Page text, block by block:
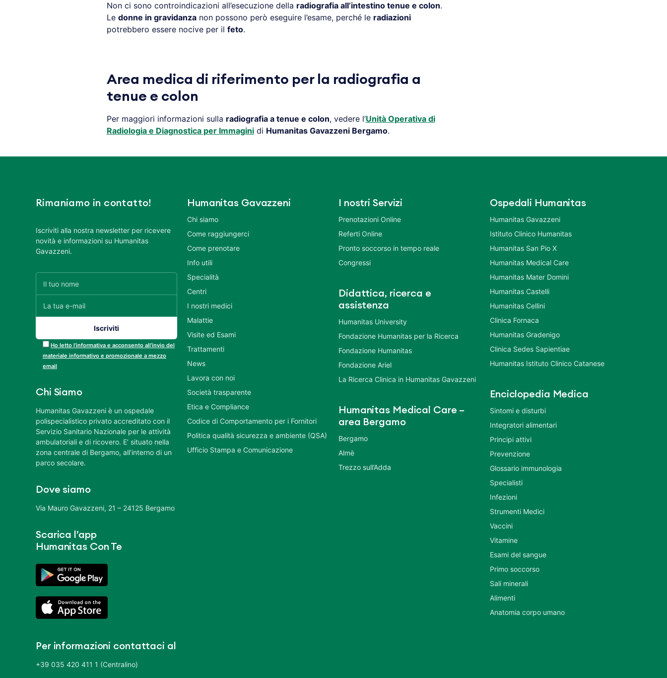
Non ci sono controindicazioni all’esecuzione della radiografia all’intestino tenue e colon.
Le donne in gravidanzanon possono però eseguire l’esame, perché le radiazioni
potrebbero essere nocive per il feto.
Area medica di riferimento per la radiografia a
tenue e colon
Per maggiori informazioni sulla radiografia a tenue e colon, vedere l’Unità Operativa di
Radiologia e Diagnostica per Immaginidi Humanitas Gavazzeni Bergamo.
Rimaniamo in contatto!
Iscriviti alla nostra newsletter per ricevere
novità e informazioni su Humanitas
Gavazzeni.
Ho letto l’informativa e acconsento all’invio del
materiale informativo e promozionale a mezzo
email
Chi Siamo
Humanitas Gavazzeni è un ospedale
polispecialistico privato accreditato con il
Servizio Sanitario Nazionale per le attività
ambulatoriali e di ricovero. E’ situato nella
zona centrale di Bergamo, all’interno di un
parco secolare.
Dove siamo
Via Mauro Gavazzeni, 21 – 24125 Bergamo
Scarica l’app
Humanitas Con Te
Per informazioni contattaci al
+39 035 420 411 1 (Centralino)
Humanitas Gavazzeni
Chi siamo
Come raggiungerci
Come prenotare
Info utili
Specialità
Centri
I nostri medici
Malattie
Visite ed Esami
Trattamenti
News
Lavora con noi
Società trasparente
Etica e Compliance
Codice di Comportamento per i Fornitori
Politica qualità sicurezza e ambiente (QSA)
Ufficio Stampa e Comunicazione
I nostri Servizi
Prenotazioni Online
Referti Online
Pronto soccorso in tempo reale
Congressi
Didattica, ricerca e
assistenza
Humanitas University
Fondazione Humanitas per la Ricerca
Fondazione Humanitas
Fondazione Ariel
La Ricerca Clinica in Humanitas Gavazzeni
Humanitas Medical Care –
area Bergamo
Bergamo
Almè
Trezzo sull’Adda
Ospedali Humanitas
Humanitas Gavazzeni
Istituto Clinico Humanitas
Humanitas San Pio X
Humanitas Medical Care
Humanitas Mater Domini
Humanitas Castelli
Humanitas Cellini
Clinica Fornaca
Humanitas Gradenigo
Clinica Sedes Sapientiae
Humanitas Istituto Clinico Catanese
Enciclopedia Medica
Sintomi e disturbi
Integratori alimentari
Principi attivi
Prevenzione
Glossario immunologia
Specialisti
Infezioni
Strumenti Medici
Vaccini
Vitamine
Esami del sangue
Primo soccorso
Sali minerali
Alimenti
Anatomia corpo umano